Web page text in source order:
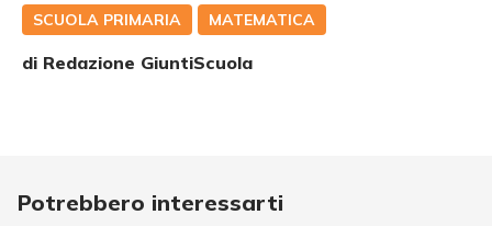
SCUOLA PRIMARIA MATEMATICA
di Redazione GiuntiScuola
Potrebbero interessarti